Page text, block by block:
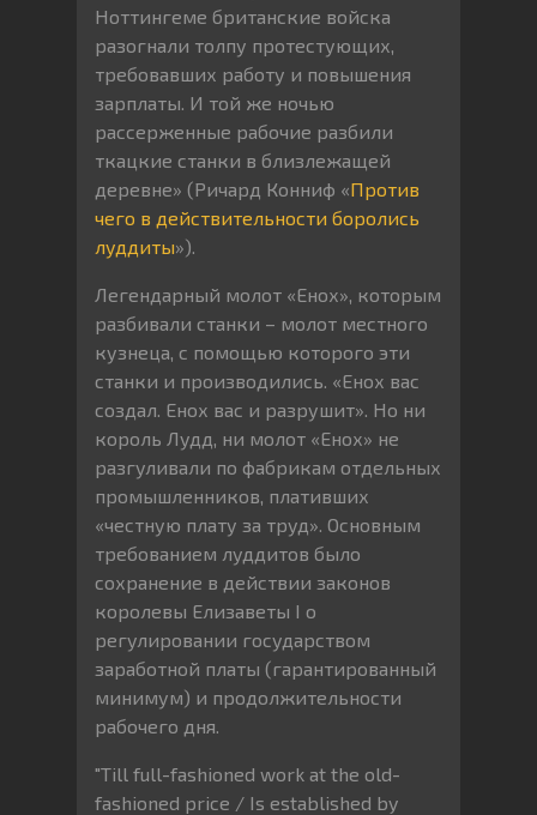
Ноттингеме британские войска
разогнали толпу протестующих,
требовавших работу и повышения
зарплаты. И той же ночью
рассерженные рабочие разбили
ткацкие станки в близлежащей
деревне» (Ричард Конниф «Против
чего в действительности боролись
луддиты»).
Легендарный молот «Енох», которым
разбивали станки – молот местного
кузнеца, с помощью которого эти
станки и производились. «Енох вас
создал. Енох вас и разрушит». Но ни
король Лудд, ни молот «Енох» не
разгуливали по фабрикам отдельных
промышленников, плативших
«честную плату за труд». Основным
требованием луддитов было
сохранение в действии законов
королевы Елизаветы I о
регулировании государством
заработной платы (гарантированный
минимум) и продолжительности
рабочего дня.
"Till full-fashioned work at the old-
fashioned price / Is established by